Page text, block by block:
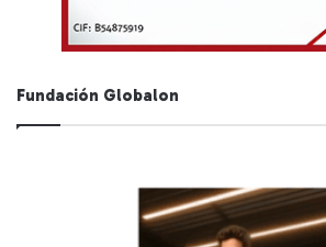
Fundación Globalon